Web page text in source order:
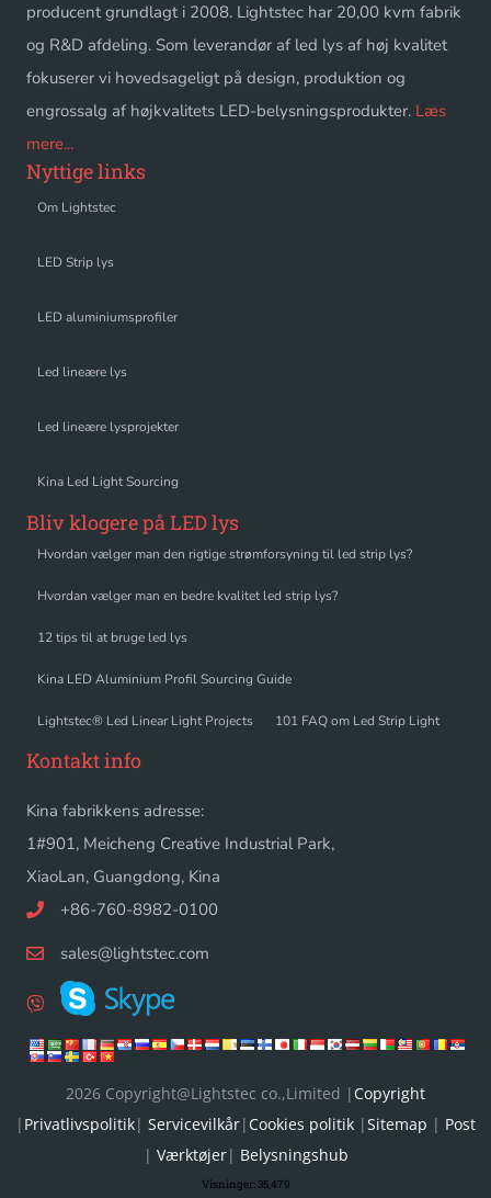
producent grundlagt i 2008. Lightstec har 20,00 kvm fabrik
og R&D afdeling. Som leverandør af led lys af høj kvalitet
fokuserer vi hovedsageligt på design, produktion og
engrossalg af højkvalitets LED-belysningsprodukter. Læs
mere...
Nyttige links
Om Lightstec
LED Strip lys
LED aluminiumsprofiler
Led lineære lys
Led lineære lysprojekter
Kina Led Light Sourcing
Bliv klogere på LED lys
Hvordan vælger man den rigtige strømforsyning til led strip lys?
Hvordan vælger man en bedre kvalitet led strip lys?
12 tips til at bruge led lys
Kina LED Aluminium Profil Sourcing Guide
Lightstec® Led Linear Light Projects 101 FAQ om Led Strip Light
Kontakt info
Kina fabrikkens adresse:
1#901, Meicheng Creative Industrial Park,
XiaoLan, Guangdong, Kina
+86-760-8982-0100
sales@lightstec.com
2026 Copyright@Lightstec co.,Limited | Copyright
| Privatlivspolitik| Servicevilkår| Cookies politik |Sitemap | Post
| Værktøjer| Belysningshub
Visninger:35,479